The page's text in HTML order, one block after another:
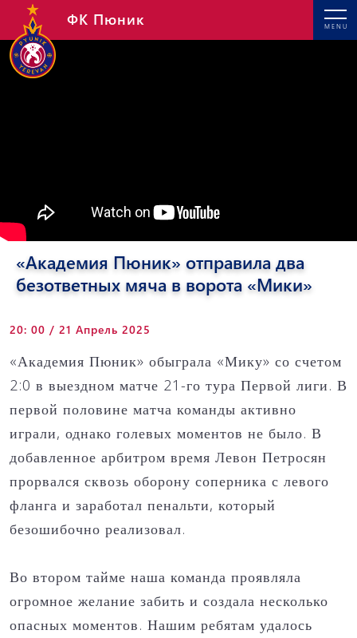
MENU
ФК Пюник
«Академия Пюник» отправила два
безответных мяча в ворота «Мики»
20: 00 / 21 Апрель 2025
«Академия Пюник» обыграла «Мику» со счетом
2:0 в выездном матче 21-го тура Первой лиги. В
первой половине матча команды активно
играли, однако голевых моментов не было. В
добавленное арбитром время Левон Петросян
прорвался сквозь оборону соперника с левого
фланга и заработал пенальти, который
безошибочно реализовал.
Во втором тайме наша команда проявляла
огромное желание забить и создала несколько
опасных моментов. Нашим ребятам удалось